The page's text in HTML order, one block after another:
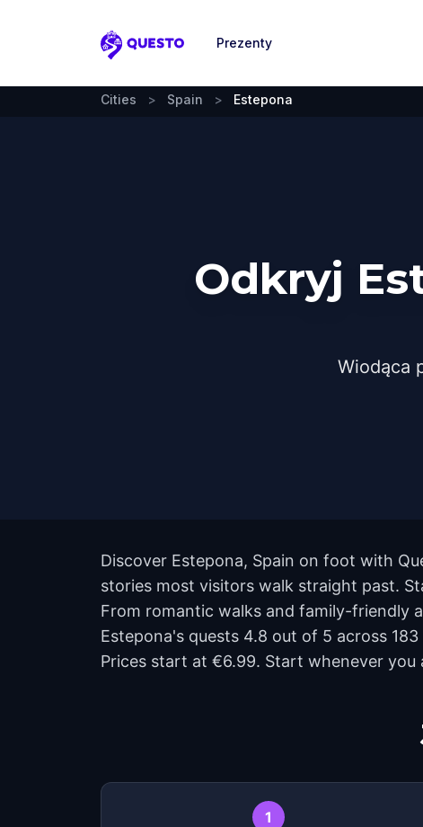
Questo
Prezenty
Cities > Spain > Estepona
Odkryj
Wiodąca
Discover Estepona, Spain on foot with
stories most visitors walk straight past.
From romantic walks and family-friendly
Estepona's quests 4.8 out of 5 across
Prices start at €6.99. Start whenever
1